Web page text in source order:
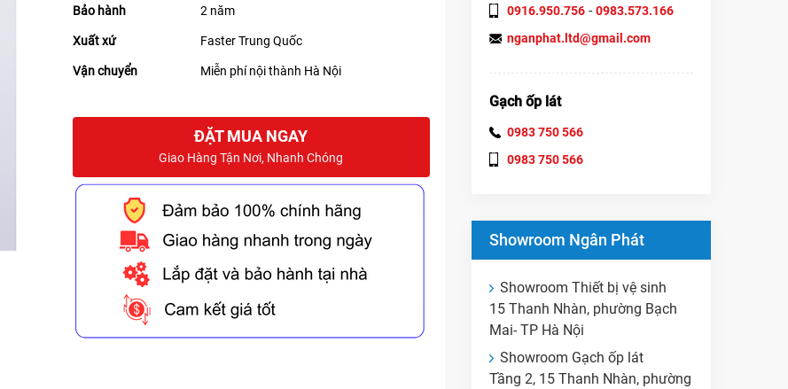
Bảo hành 2 năm
Xuất xứ Faster Trung Quốc
Vận chuyển Miễn phí nội thành Hà Nội
ĐẶT MUA NGAY
Giao Hàng Tận Nơi, Nhanh Chóng
0916.950.756 - 0983.573.166
nganphat.ltd@gmail.com
Gạch ốp lát
0983 750 566
0983 750 566
Showroom Ngân Phát
Showroom Thiết bị vệ sinh
15 Thanh Nhàn, phường Bạch
Mai- TP Hà Nội
Showroom Gạch ốp lát
Tầng 2, 15 Thanh Nhàn, phường